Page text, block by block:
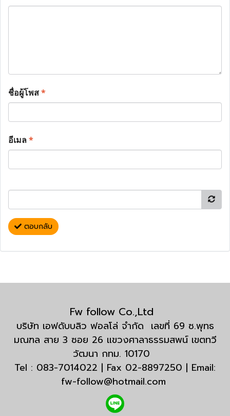
ชื่อผู้โพส*
อีเมล*
ตอบกลับ
Fw follow Co.,Ltd
บริษัท เอฟดับบลิว ฟอลโล่ จำกัด เลขที่ 69 ซ.พุทธ
มณฑล สาย 3 ซอย 26 แขวงศาลาธรรมสพน์ เขตทวี
วัฒนา กทม. 10170
Tel : 083-7014022 | Fax 02-8897250 | Email:
fw-follow@hotmail.com